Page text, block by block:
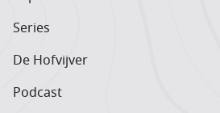
Series
De Hofvijver
Podcast